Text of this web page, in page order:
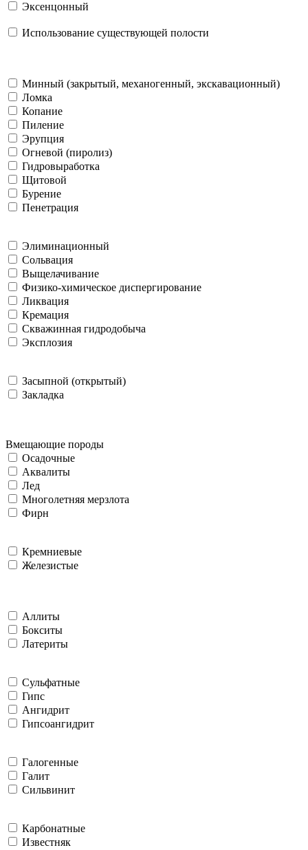
Эксенцонный
Использование существующей полости
Минный (закрытый, механогенный, экскавационный)
Ломка
Копание
Пиление
Эрупция
Огневой (пиролиз)
Гидровыработка
Щитовой
Бурение
Пенетрация
Элиминационный
Сольвация
Выщелачивание
Физико-химическое диспергирование
Ликвация
Кремация
Скважинная гидродобыча
Эксплозия
Засыпной (открытый)
Закладка
Вмещающие породы
Осадочные
Аквалиты
Лед
Многолетняя мерзлота
Фирн
Кремниевые
Железистые
Аллиты
Бокситы
Латериты
Сульфатные
Гипс
Ангидрит
Гипсоангидрит
Галогенные
Галит
Сильвинит
Карбонатные
Известняк